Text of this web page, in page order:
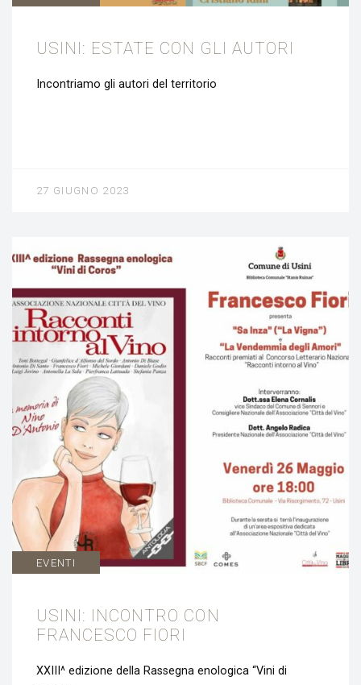
USINI: ESTATE CON GLI AUTORI
Incontriamo gli autori del territorio
27 GIUGNO 2023
EVENTI
USINI: INCONTRO CON
FRANCESCO FIORI
XXIII^ edizione della Rassegna enologica “Vini di